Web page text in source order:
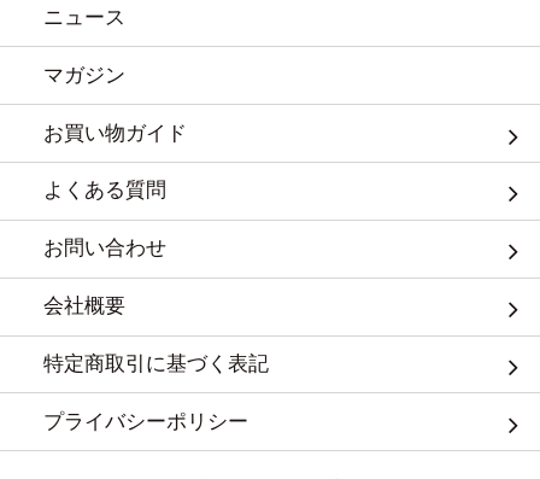
ニュース
マガジン
お買い物ガイド
よくある質問
お問い合わせ
会社概要
特定商取引に基づく表記
プライバシーポリシー